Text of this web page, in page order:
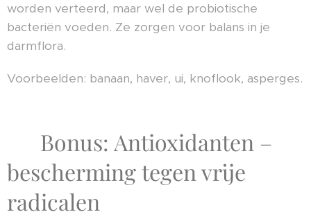
worden verteerd, maar wel de probiotische
bacteriën voeden. Ze zorgen voor balans in je
darmflora.
Voorbeelden: banaan, haver, ui, knoflook, asperges.
🫐 Bonus: Antioxidanten –
bescherming tegen vrije
radicalen